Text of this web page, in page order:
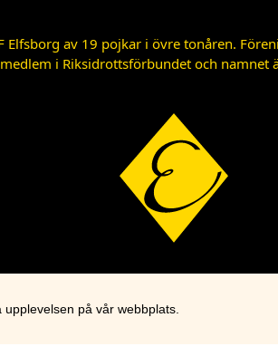
av 19 pojkar i övre tonåren.
i Riksidrottsförbundet och namnet
på vår webbplats.